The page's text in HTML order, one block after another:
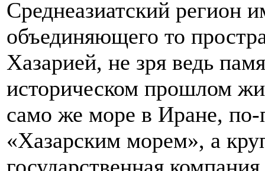
Среднеазиатский регион
объединяющего то
Хазарией, не зря ведь
историческом прошлом
само же море в Иране, по-
«Хазарским морем», а